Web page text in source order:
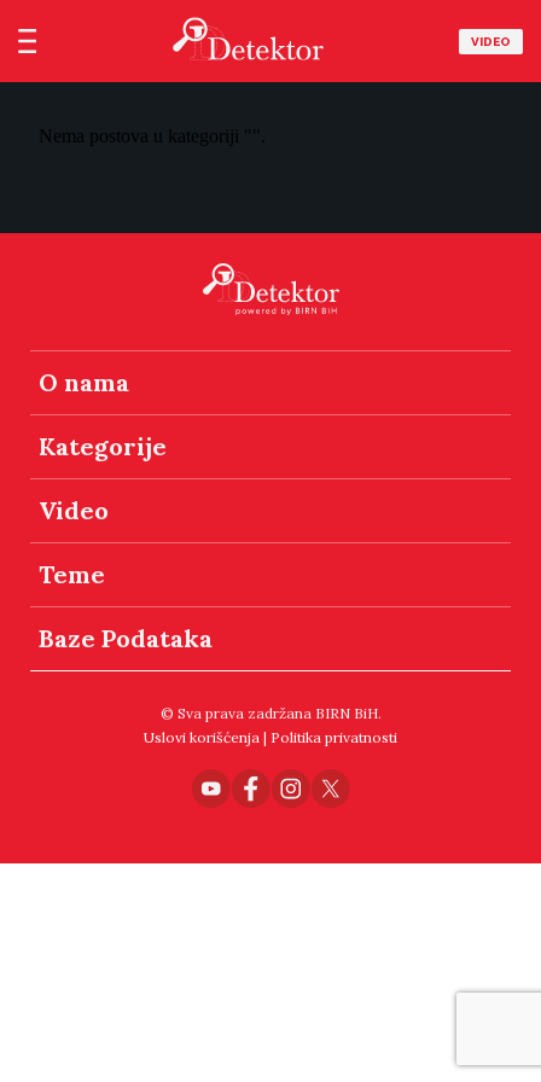
VIDEO
Nema postova u kategoriji "".
O nama
Kategorije
Video
Teme
Baze Podataka
© Sva prava zadržana BIRN BiH.
Uslovi korišćenja | Politika privatnosti